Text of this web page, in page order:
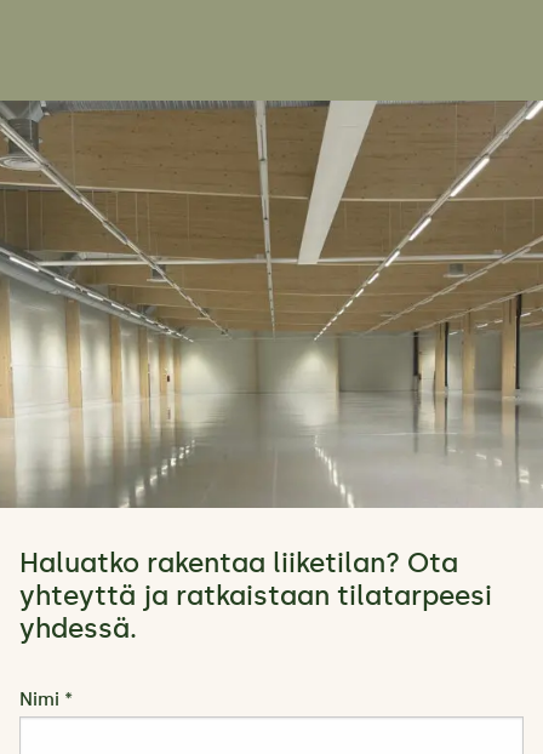
Haluatko rakentaa liiketilan? Ota
yhteyttä ja ratkaistaan tilatarpeesi
yhdessä.
Nimi *